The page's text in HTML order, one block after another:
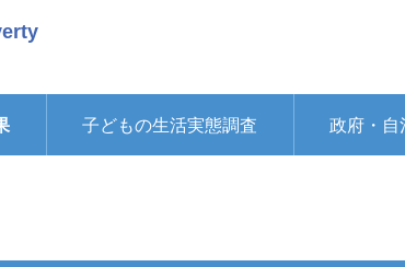
子どもの生活実態調査 政府・自